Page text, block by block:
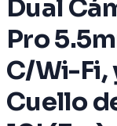
Dual
Pro
C/Wi-Fi,
Cuello